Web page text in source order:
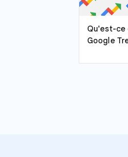
Qu'est-ce
Google